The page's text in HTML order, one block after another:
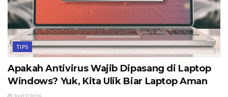
TIPS
Apakah Antivirus Wajib Dipasang di Laptop
Windows? Yuk, Kita Ulik Biar Laptop Aman
26/07/2026